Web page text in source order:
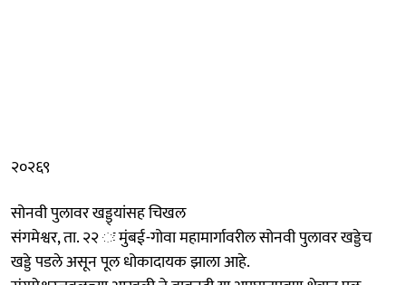
२०२६९
सोनवी पुलावर खड्ड्यांसह चिखल
संगमेश्वर, ता. २२ ः मुंबई-गोवा महामार्गावरील सोनवी पुलावर खड्डेच
खड्डे पडले असून पूल धोकादायक झाला आहे.